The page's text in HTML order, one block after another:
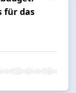
für das